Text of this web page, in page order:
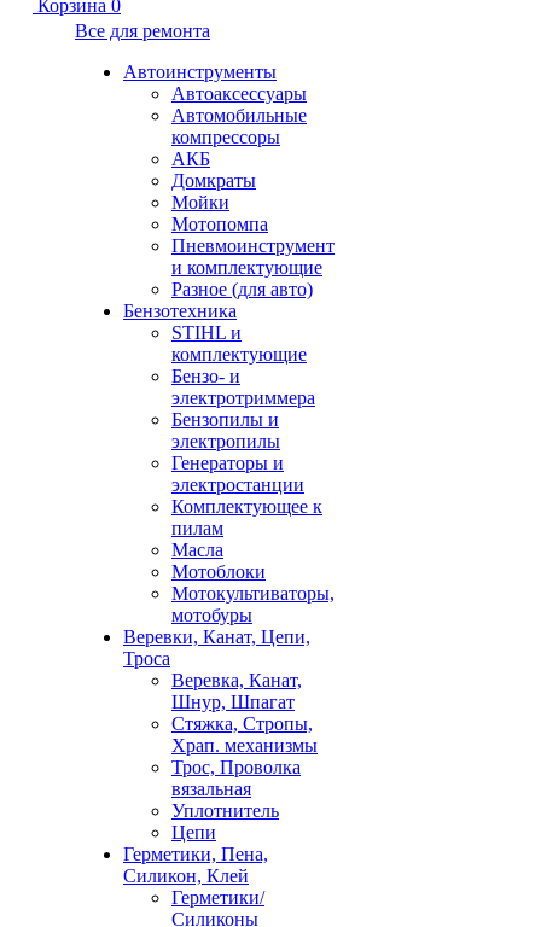
Корзина 0
Все для ремонта
Автоинструменты
Автоаксессуары
Автомобильные
компрессоры
АКБ
Домкраты
Мойки
Мотопомпа
Пневмоинструмент
и комплектующие
Разное (для авто)
Бензотехника
STIHL и
комплектующие
Бензо- и
электротриммера
Бензопилы и
электропилы
Генераторы и
электростанции
Комплектующее к
пилам
Масла
Мотоблоки
Мотокультиваторы,
мотобуры
Веревки, Канат, Цепи,
Троса
Веревка, Канат,
Шнур, Шпагат
Стяжка, Стропы,
Храп. механизмы
Трос, Проволка
вязальная
Уплотнитель
Цепи
Герметики, Пена,
Силикон, Клей
Герметики/
Силиконы